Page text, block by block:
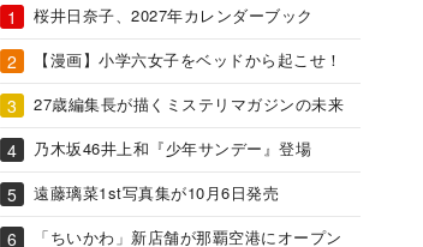
桜井日奈子、2027年カレンダーブック
【漫画】小学六女子をベッドから起こせ！
27歳編集長が描くミステリマガジンの未来
乃木坂46井上和『少年サンデー』登場
遠藤璃菜1st写真集が10月6日発売
「ちいかわ」新店舗が那覇空港にオープン